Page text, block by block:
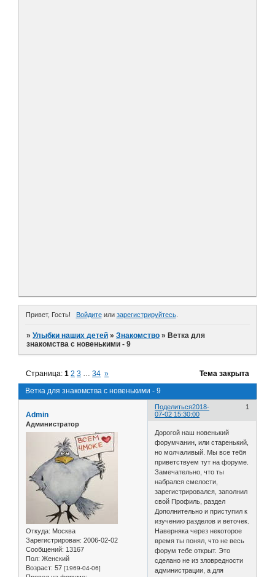
Привет, Гость! Войдитеили зарегистрируйтесь.
»Улыбки наших детей »Знакомство » Ветка для
знакомства с новенькими - 9
Ветка для знакомства с новенькими - 9
Страница:1 2 3 … 34 » Тема закрыта
Поделиться 1
2018-
07-02 15:30:00
Admin
Администратор
Откуда: Москва
Зарегистрирован: 2006-02-02
Сообщений: 13167
Пол: Женский
Возраст: 57 [1969-04-06]
Дорогой наш новенький
форумчанин, или старенький,
но молчаливый. Мы все тебя
приветствуем тут на форуме.
Замечательно, что ты
набрался смелости,
зарегистрировался, заполнил
свой Профиль, раздел
Дополнительно и приступил к
изучению разделов и веточек.
Наверняка через некоторое
время ты понял, что не весь
форум тебе открыт. Это
сделано не из зловредности
администрации, а для